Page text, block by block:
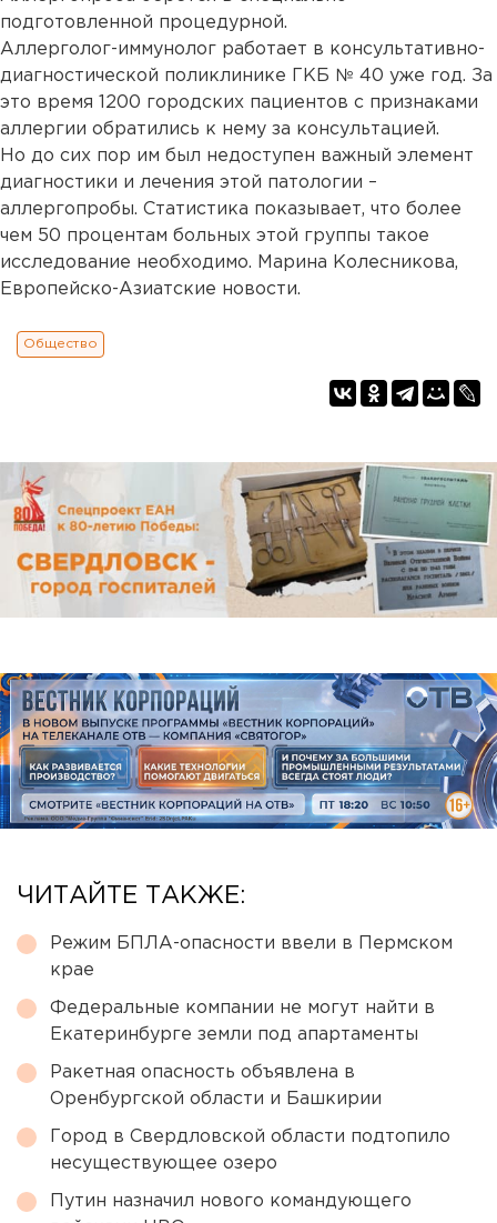
подготовленной процедурной.
Аллерголог-иммунолог работает в консультативно-
диагностической поликлинике ГКБ № 40 уже год. За
это время 1200 городских пациентов с признаками
аллергии обратились к нему за консультацией.
Но до сих пор им был недоступен важный элемент
диагностики и лечения этой патологии –
аллергопробы. Статистика показывает, что более
чем 50 процентам больных этой группы такое
исследование необходимо. Марина Колесникова,
Европейско-Азиатские новости.
Общество
ЧИТАЙТЕ ТАКЖЕ:
Режим БПЛА-опасности ввели в Пермском
крае
Федеральные компании не могут найти в
Екатеринбурге земли под апартаменты
Ракетная опасность объявлена в
Оренбургской области и Башкирии
Город в Свердловской области подтопило
несуществующее озеро
Путин назначил нового командующего